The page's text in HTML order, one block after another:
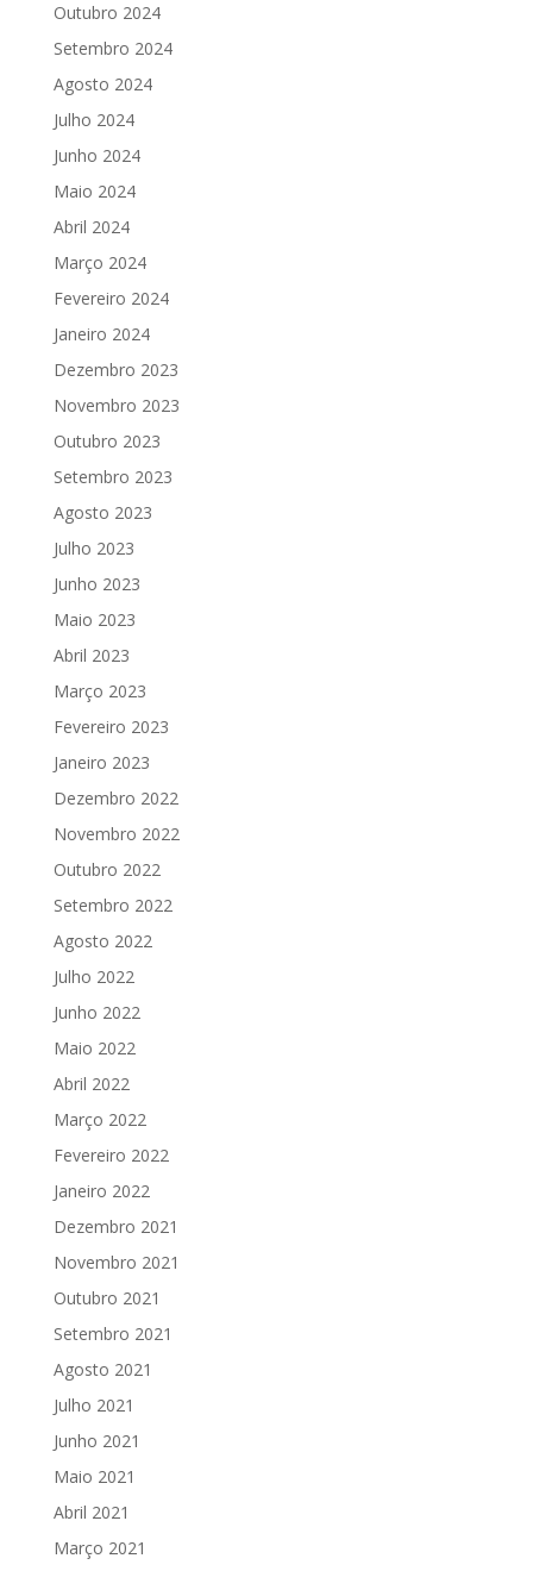
Outubro 2024
Setembro 2024
Agosto 2024
Julho 2024
Junho 2024
Maio 2024
Abril 2024
Março 2024
Fevereiro 2024
Janeiro 2024
Dezembro 2023
Novembro 2023
Outubro 2023
Setembro 2023
Agosto 2023
Julho 2023
Junho 2023
Maio 2023
Abril 2023
Março 2023
Fevereiro 2023
Janeiro 2023
Dezembro 2022
Novembro 2022
Outubro 2022
Setembro 2022
Agosto 2022
Julho 2022
Junho 2022
Maio 2022
Abril 2022
Março 2022
Fevereiro 2022
Janeiro 2022
Dezembro 2021
Novembro 2021
Outubro 2021
Setembro 2021
Agosto 2021
Julho 2021
Junho 2021
Maio 2021
Abril 2021
Março 2021